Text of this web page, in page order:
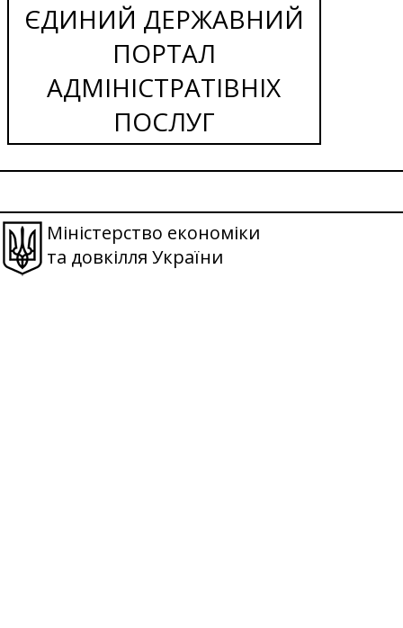
ЄДИНИЙ ДЕРЖАВНИЙ
ПОРТАЛ
АДМІНІСТРАТІВНІХ
ПОСЛУГ
Міністерство економіки
та довкілля України